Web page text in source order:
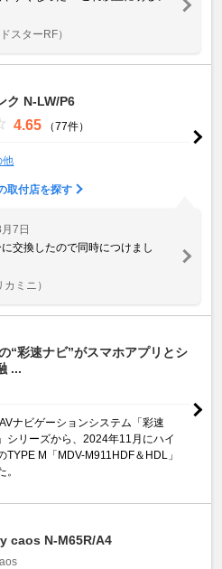
スターRF）
ク N-LW/P6
4.65 （77件）
他
取付店を探す
7日
交換したので同時につけまし
ミニ）
“彩速ナビ”がスマホアプリとシ
...
ナビゲーションシステム「彩速
シリーズから、2024年11月にハイ
TYPE M「MDV-M911HDF＆HDL」
caos N-M65R/A4